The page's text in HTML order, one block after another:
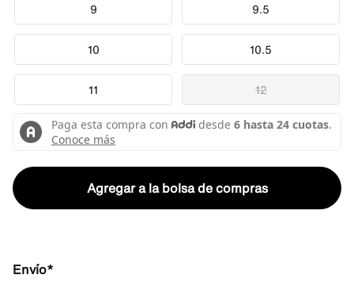
9 9.5
10 10.5
11 12
Agregar a la bolsa de compras
Envío*